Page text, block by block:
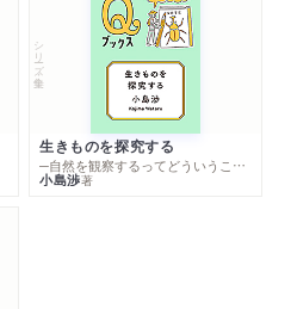
シリーズ・全集
生きものを探究する
─自然を観察するってどういうこと？
小島渉著